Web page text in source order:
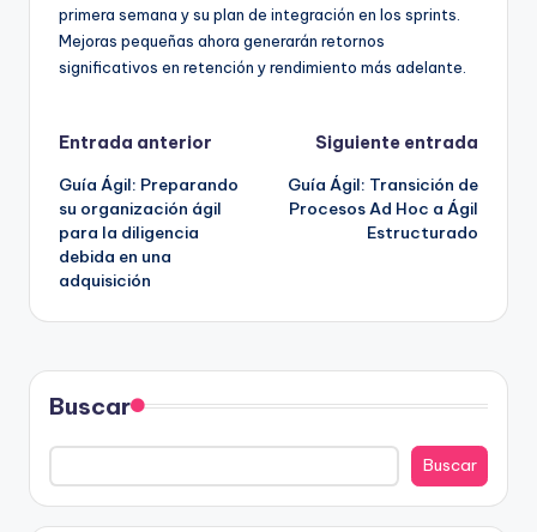
primera semana y su plan de integración en los sprints.
Mejoras pequeñas ahora generarán retornos
significativos en retención y rendimiento más adelante.
Navegación
de
entradas
Entrada anterior
Guía Ágil: Preparando
su organización ágil
para la diligencia
debida en una
adquisición
Siguiente entrada
Guía Ágil: Transición de
Procesos Ad Hoc a Ágil
Estructurado
Buscar
Buscar